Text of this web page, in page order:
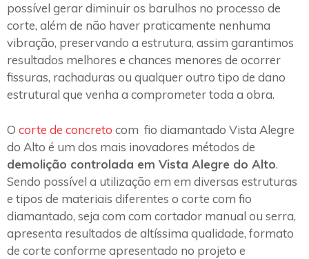
possível gerar diminuir os barulhos no processo de
corte, além de não haver praticamente nenhuma
vibração, preservando a estrutura, assim garantimos
resultados melhores e chances menores de ocorrer
fissuras, rachaduras ou qualquer outro tipo de dano
estrutural que venha a comprometer toda a obra.
O corte de concreto com fio diamantado Vista Alegre
do Alto é um dos mais inovadores métodos de
demolição controlada em Vista Alegre do Alto.
Sendo possível a utilização em em diversas estruturas
e tipos de materiais diferentes o corte com fio
diamantado, seja com com cortador manual ou serra,
apresenta resultados de altíssima qualidade, formato
de corte conforme apresentado no projeto e